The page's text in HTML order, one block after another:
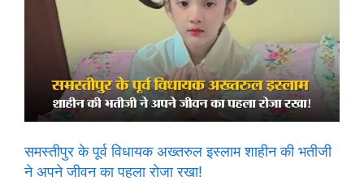
समस्तीपुर के पूर्व विधायक अख्तरुल इस्लाम शाहीन की भतीजी
ने अपने जीवन का पहला रोजा रखा!